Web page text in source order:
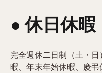
● 休日休暇
完全週休二日制（土・
暇、年末年始休暇、慶